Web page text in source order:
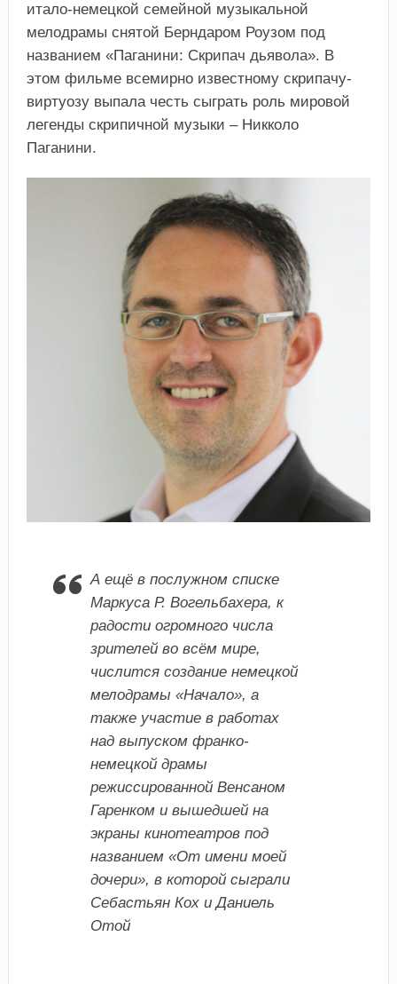
итало-немецкой семейной музыкальной
мелодрамы снятой Берндаром Роузом под
названием «Паганини: Скрипач дьявола». В
этом фильме всемирно известному скрипачу-
виртуозу выпала честь сыграть роль мировой
легенды скрипичной музыки – Никколо
Паганини.
А ещё в послужном списке
Маркуса Р. Вогельбахера, к
радости огромного числа
зрителей во всём мире,
числится создание немецкой
мелодрамы «Начало», а
также участие в работах
над выпуском франко-
немецкой драмы
режиссированной Венсаном
Гаренком и вышедшей на
экраны кинотеатров под
названием «От имени моей
дочери», в которой сыграли
Себастьян Кох и Даниель
Отой